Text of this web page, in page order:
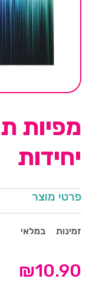
יחידות
פרטי מוצר
זמינות במלאי
₪10.90